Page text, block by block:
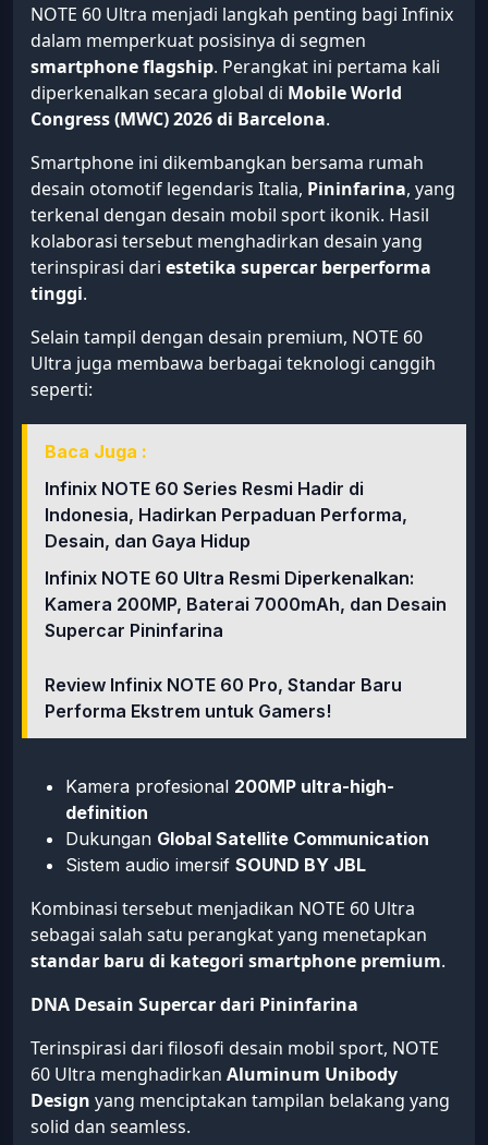
NOTE 60 Ultra menjadi langkah penting bagi Infinix
dalam memperkuat posisinya di segmen
smartphone flagship. Perangkat ini pertama kali
diperkenalkan secara global di Mobile World
Congress (MWC) 2026 di Barcelona.
Smartphone ini dikembangkan bersama rumah
desain otomotif legendaris Italia, Pininfarina, yang
terkenal dengan desain mobil sport ikonik. Hasil
kolaborasi tersebut menghadirkan desain yang
terinspirasi dari estetika supercar berperforma
tinggi.
Selain tampil dengan desain premium, NOTE 60
Ultra juga membawa berbagai teknologi canggih
seperti:
Baca Juga :
Infinix NOTE 60 Series Resmi Hadir di
Indonesia, Hadirkan Perpaduan Performa,
Desain, dan Gaya Hidup
Infinix NOTE 60 Ultra Resmi Diperkenalkan:
Kamera 200MP, Baterai 7000mAh, dan Desain
Supercar Pininfarina
Review Infinix NOTE 60 Pro, Standar Baru
Performa Ekstrem untuk Gamers!
Kamera profesional 200MP ultra-high-
definition
Dukungan Global Satellite Communication
Sistem audio imersif SOUND BY JBL
Kombinasi tersebut menjadikan NOTE 60 Ultra
sebagai salah satu perangkat yang menetapkan
standar baru di kategori smartphone premium.
DNA Desain Supercar dari Pininfarina
Terinspirasi dari filosofi desain mobil sport, NOTE
60 Ultra menghadirkan Aluminum Unibody
Design yang menciptakan tampilan belakang yang
solid dan seamless.